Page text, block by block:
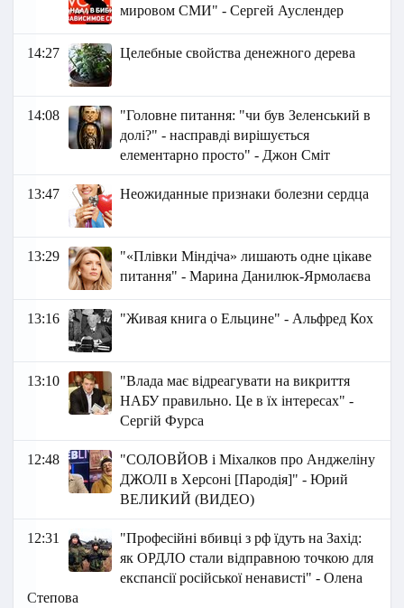
мировом СМИ" - Сергей Ауслендер
14:27 Целебные свойства денежного дерева
14:08
"Головне питання: "чи був Зеленський в
долі?" - насправді вирішується
елементарно просто" - Джон Сміт
13:47 Неожиданные признаки болезни сердца
13:29
"«Плівки Міндіча» лишають одне цікаве
питання" - Марина Данилюк-Ярмолаєва
13:16 "Живая книга о Ельцине" - Альфред Кох
13:10
"Влада має відреагувати на викриття
НАБУ правильно. Це в їх інтересах" -
Сергій Фурса
12:48
"СОЛОВЙОВ і Міхалков про Анджеліну
ДЖОЛІ в Херсоні [Пародія]" - Юрий
ВЕЛИКИЙ (ВИДЕО)
12:31
"Професійні вбивці з рф їдуть на Захід:
як ОРДЛО стали відправною точкою для
експансії російської ненависті" - Олена
Степова